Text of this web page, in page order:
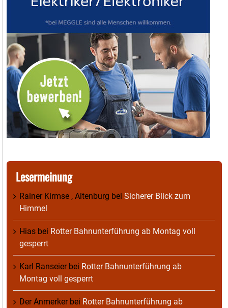
Lesermeinung
Rainer Kirmse , Altenburg bei Sicherer Blick zum
Himmel
Hias bei Rotter Bahnunterführung ab Montag voll
gesperrt
Karl Ranseierbei Rotter Bahnunterführung ab
Montag voll gesperrt
Der Anmerkerbei Rotter Bahnunterführung ab